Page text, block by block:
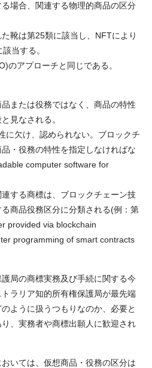
場合、関連する物理的商品の区分
靴は第25類に該当し、NFTにより
当する。
のアプローチと同じである。
または役務ではなく、商品の特性
見なされる。
に欠け、認められない。ブロックチ
・役務の特性を指定しなければな
computer software for
する商標は、ブロックチェーン技
商品役務区分に分類される(例：第
provided via blockchain
programming of smart contracts
局の商標実務及び手続に関する今
ラリア知的所有権保護局が最先端
ように扱うつもりなのか、必要と
、実務者や商標出願人に歓迎され
いては、仮想商品・役務の区分は